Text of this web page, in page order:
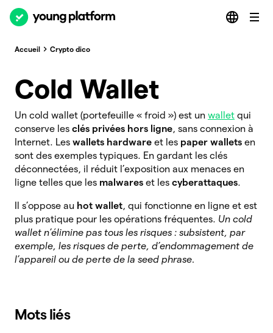
Accueil Crypto dico
Cold Wallet
Un cold wallet (portefeuille « froid ») est un wallet qui
conserve les clés privées hors ligne, sans connexion à
Internet. Les wallets hardware et les paper wallets en
sont des exemples typiques. En gardant les clés
déconnectées, il réduit l’exposition aux menaces en
ligne telles que les malwares et les cyberattaques.
Il s’oppose au hot wallet, qui fonctionne en ligne et est
plus pratique pour les opérations fréquentes. Un cold
wallet n’élimine pas tous les risques : subsistent, par
exemple, les risques de perte, d’endommagement de
l’appareil ou de perte de la seed phrase.
Mots liés